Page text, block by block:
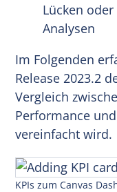
Lücken
Analysen
Im Folgenden
Release 2023.2
Vergleich
Performance
vereinfacht wird.
KPIs zum Canvas